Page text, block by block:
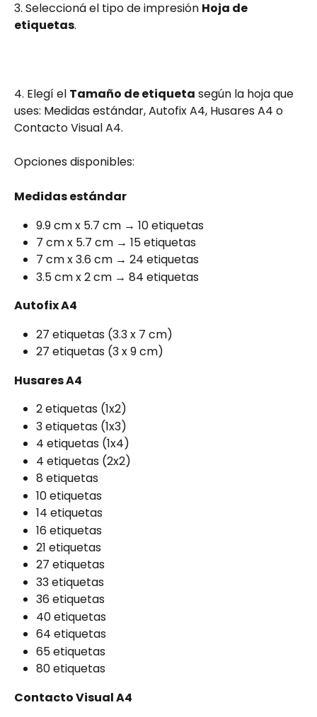
3. Seleccioná el tipo de impresión Hoja de
etiquetas.
4. Elegí el Tamaño de etiqueta según la hoja que
uses: Medidas estándar, Autofix A4, Husares A4 o
Contacto Visual A4.
Opciones disponibles:
Medidas estándar
9.9 cm x 5.7 cm → 10 etiquetas
7 cm x 5.7 cm → 15 etiquetas
7 cm x 3.6 cm → 24 etiquetas
3.5 cm x 2 cm → 84 etiquetas
Autofix A4
27 etiquetas (3.3 x 7 cm)
27 etiquetas (3 x 9 cm)
Husares A4
2 etiquetas (1x2)
3 etiquetas (1x3)
4 etiquetas (1x4)
4 etiquetas (2x2)
8 etiquetas
10 etiquetas
14 etiquetas
16 etiquetas
21 etiquetas
27 etiquetas
33 etiquetas
36 etiquetas
40 etiquetas
64 etiquetas
65 etiquetas
80 etiquetas
Contacto Visual A4